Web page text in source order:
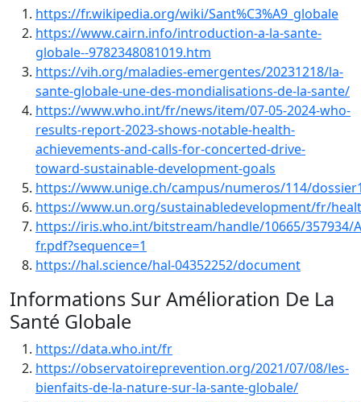
https://fr.wikipedia.org/wiki/Sant%C3%A9_globale
https://www.cairn.info/introduction-a-la-sante-
globale--9782348081019.htm
https://vih.org/maladies-emergentes/20231218/la-
sante-globale-une-des-mondialisations-de-la-sante/
https://www.who.int/fr/news/item/07-05-2024-who-
results-report-2023-shows-notable-health-
achievements-and-calls-for-concerted-drive-
toward-sustainable-development-goals
https://www.unige.ch/campus/numeros/114/
https://www.un.org/sustainabledevelopment/fr/
https://iris.who.int/bitstream/handle/10665/357934/
fr.pdf?sequence=1
https://hal.science/hal-04352252/document
Informations Sur Amélioration De La
Santé Globale
https://data.who.int/fr
https://observatoireprevention.org/2021/07/08/les-
bienfaits-de-la-nature-sur-la-sante-globale/